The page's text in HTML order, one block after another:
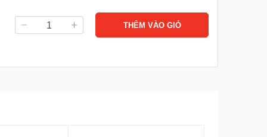
THÊM VÀO GIỎ